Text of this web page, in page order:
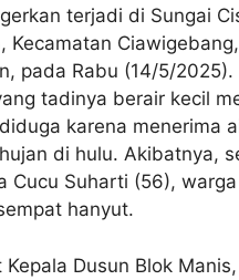
terjadi di Sungai
Kecamatan
pada Rabu (14/5/2025).
tadinya berair kecil
karena menerima
di hulu. Akibatnya,
Cucu Suharti (56),
hanyut.
Kepala Dusun Blok